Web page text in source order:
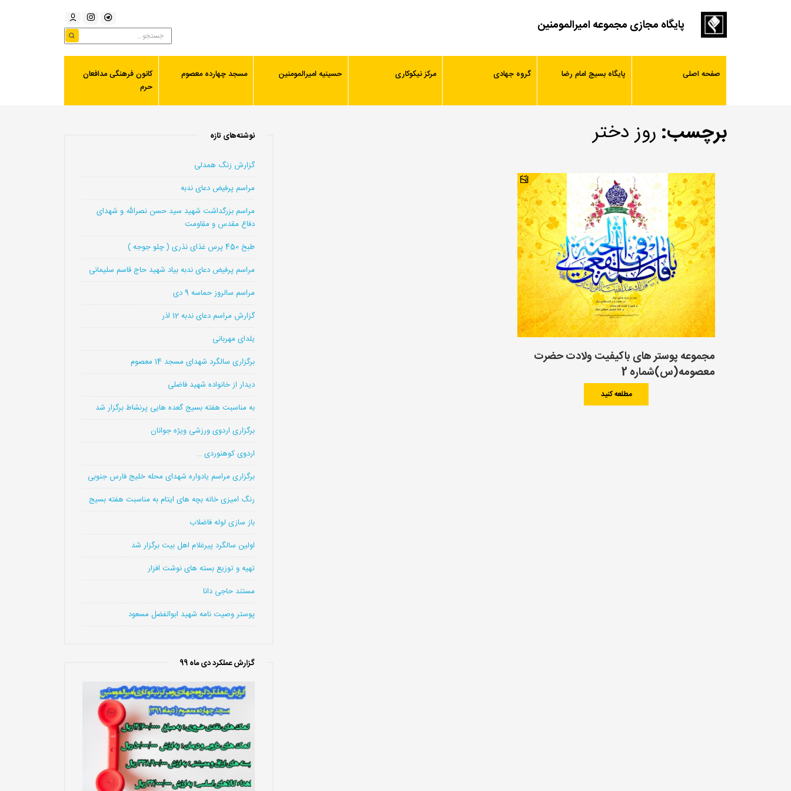
پایگاه مجازی مجموعه امیرالمومنین
صفحه اصلی پایگاه بسیج امام رضا گروه جهادی مرکز نیکوکاری حسینیه امیرالمومنین مسجد چهارده معصوم
کانون فرهنگی مدافعان
حرم
برچسب: روز دختر
مجموعه پوستر های باکیفیت ولادت حضرت
معصومه(س)شماره 2
مطلعه کنید
نوشته‌های تازه
گزارش زنگ همدلی
مراسم پرفیض دعای ندبه
مراسم بزرگداشت شهید سید حسن نصرالله و شهدای
دفاع مقدس و مقاومت
طبخ 450 پرس غذای نذری ( چلو جوجه )
مراسم پرفیض دعای ندبه بیاد شهید حاج قاسم سلیمانی
مراسم سالروز حماسه 9 دی
گزارش مراسم دعای ندبه 12 اذر
یلدای مهربانی
برگزاری سالگرد شهدای مسجد 14 معصوم
دیدار از خانواده شهید فاضلی
به مناسبت هفته بسیج گعده هایی پرنشاط برگزار شد
برگزاری اردوی ورزشی ویژه جوانان
اردوی کوهنوردی …
برگزاری مراسم یادواره شهدای محله خلیج فارس جنوبی
رنگ امیزی خانه بچه های ایتام به مناسبت هفته بسیج
باز سازی لوله فاضلاب
اولین سالگرد پیرغلام اهل بیت برگزار شد
تهیه و توزیع بسته های نوشت افزار
مستند حاجی دانا
پوستر وصیت نامه شهید ابوالفضل مسعود
گزارش عملکرد دی ماه 99